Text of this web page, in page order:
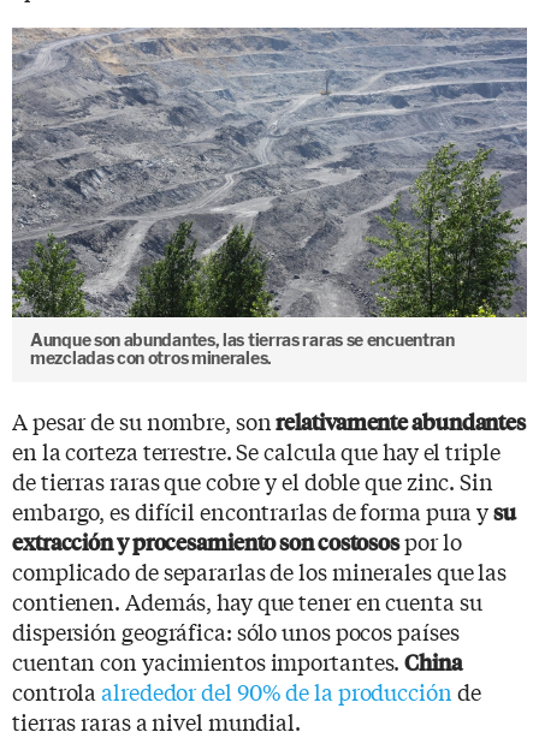
Aunque son abundantes, las tierras raras se encuentran
mezcladas con otros minerales.
A pesar de su nombre, sonrelativamente abundantes
en la corteza terrestre. Se calcula que hay el triple
de tierras raras que cobre y el doble que zinc. Sin
embargo, es difícil encontrarlas de forma pura ysu
extracción y procesamiento son costosospor lo
complicado de separarlas de los minerales que las
contienen. Además, hay que tener en cuenta su
dispersión geográfica: sólo unos pocos países
cuentan con yacimientos importantes.China
controlaalrededor del 90% de la producciónde
tierras raras a nivel mundial.